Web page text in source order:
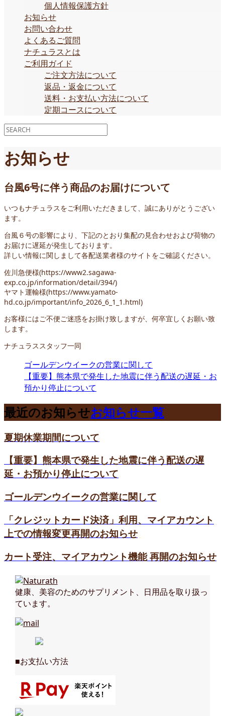
個人情報保護方針
お知らせ
お問い合わせ
よくあるご質問
ナチュラスとは
ご利用ガイド
ご注文方法について
返品・返金について
送料・お支払い方法について
定期コースについて
お知らせ
台風6号に伴う商品のお届けについて
いつもナチュラスをご利用いただきまして、誠にありがとうござい
ます。
台風６号の影響により、下記のとおり集配の見合わせおよび荷物の
お届けに遅延が発生しております。
詳しい情報に関しまして各配送業者様のサイトをご確認ください。
佐川急便様(https://www2.sagawa-
exp.co.jp/information/detail/394/)
ヤマト運輸様(https://www.yamato-
hd.co.jp/important/info_2026_6_1_1.html)
お客様にはご不便ご迷惑をお掛け致しますが、何卒宜しくお願い致
します。
ナチュラススタッフ一同
ゴールデンウイークの営業に関して
【重要】熊本県で発生した地震に伴う配送の遅延・お
預かり停止について
最近のお知らせお知らせ一覧
夏期休業期間について
【重要】熊本県で発生した地震に伴う配送の遅
延・お預かり停止について
ゴールデンウイークの営業に関して
「クレジットカード決済」利用、マイアカウント
上での情報変更再開のお知らせ
カート受注、マイアカウント機能 再開のお知らせ
健康、美容のためのサプリメント、日用品を取り扱っ
ています。
■お支払い方法